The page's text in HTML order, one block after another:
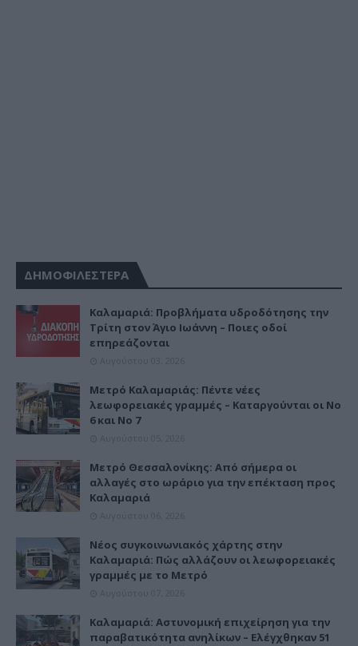
ΔΗΜΟΦΙΛΕΣΤΕΡΑ
Καλαμαριά: Προβλήματα υδροδότησης την
Τρίτη στον Άγιο Ιωάννη – Ποιες οδοί
επηρεάζονται
Μετρό Καλαμαριάς: Πέντε νέες
λεωφορειακές γραμμές – Καταργούνται οι Νο
6 και Νο 7
Μετρό Θεσσαλονίκης: Από σήμερα οι
αλλαγές στο ωράριο για την επέκταση προς
Καλαμαριά
Νέος συγκοινωνιακός χάρτης στην
Καλαμαριά: Πώς αλλάζουν οι λεωφορειακές
γραμμές με το Μετρό
Καλαμαριά: Αστυνομική επιχείρηση για την
παραβατικότητα ανηλίκων – Ελέγχθηκαν 51